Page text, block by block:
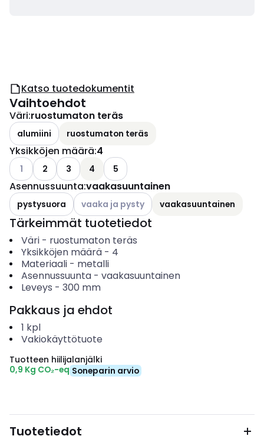
Katso tuotedokumentit
Vaihtoehdot
Väri:ruostumaton teräs
alumiini ruostumaton teräs
Yksikköjen määrä:4
Katso käytettävissä olevat vaihtoehdot
1 2 3 4 5
Asennussuunta:vaakasuuntainen
pystysuora Katso käytettävissä olevat vaihtoehdot
vaaka ja pysty vaakasuuntainen
Tärkeimmät tuotetiedot
Väri- ruostumaton teräs
Yksikköjen määrä- 4
Materiaali- metalli
Asennussuunta- vaakasuuntainen
Leveys - 300 mm
Pakkaus ja ehdot
1 kpl
Vakiokäyttötuote
Tuotteen hiilijalanjälki
0,9 Kg CO₂-eq Soneparin arvio
Tuotetiedot